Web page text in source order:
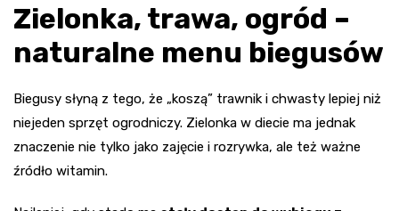
Zielonka, trawa, ogród –
naturalne menu biegusów
Biegusy słyną z tego, że „koszą” trawnik i chwasty lepiej niż
niejeden sprzęt ogrodniczy. Zielonka w diecie ma jednak
znaczenie nie tylko jako zajęcie i rozrywka, ale też ważne
źródło witamin.